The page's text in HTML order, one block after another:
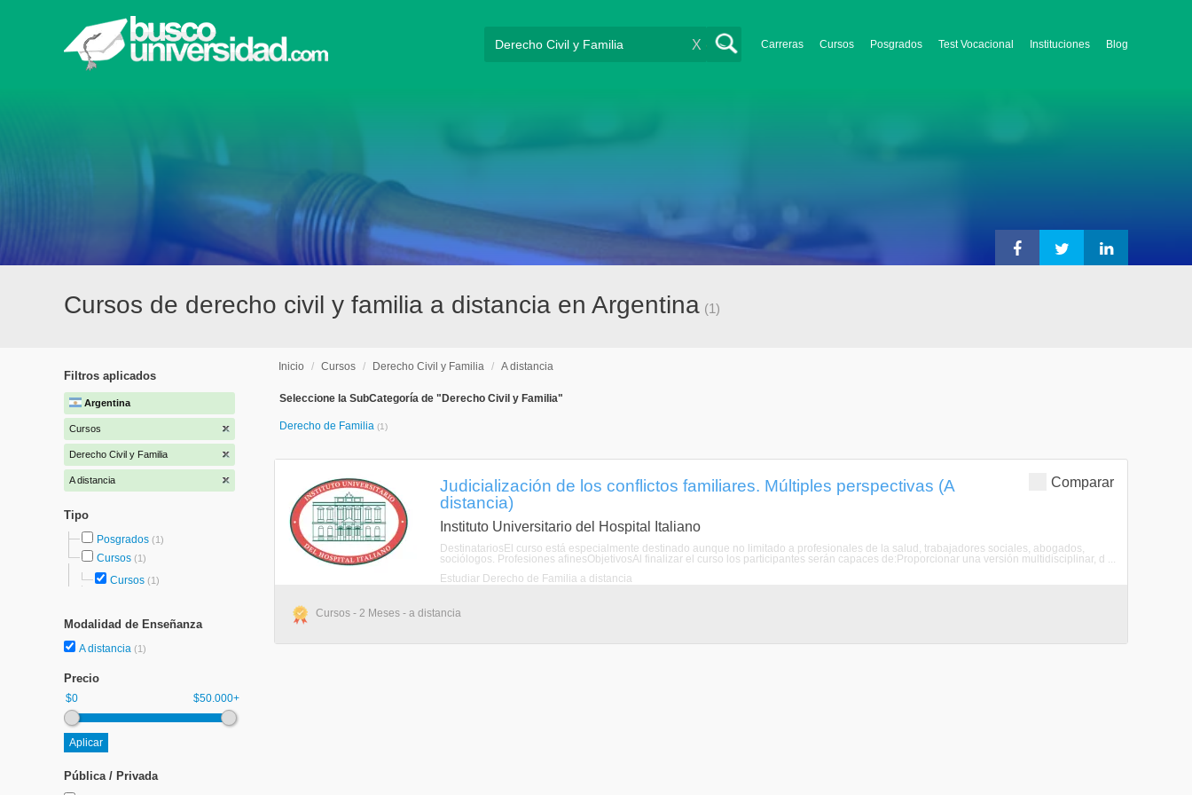
Carreras Cursos Posgrados Test Vocacional Instituciones Blog
X
Cursos de derecho civil y familia a distancia en Argentina (1)
Filtros aplicados
Argentina
Cursos
Derecho Civil y Familia
A distancia
Tipo
Posgrados (1)
Cursos (1)
Cursos (1)
Modalidad de Enseñanza
A distancia (1)
Precio
$0 $50.000+
Pública / Privada
Inicio / Cursos / Derecho Civil y Familia / A distancia
Seleccione la SubCategoría de "Derecho Civil y Familia"
Derecho de Familia (1)
Comparar
Judicialización de los conflictos familiares. Múltiples perspectivas (A
distancia)
Instituto Universitario del Hospital Italiano
DestinatariosEl curso está especialmente destinado aunque no limitado a profesionales de la salud, trabajadores sociales, abogados,
sociólogos. Profesiones afinesObjetivosAl finalizar el curso los participantes serán capaces de:Proporcionar una versión multidisciplinar, d ...
Estudiar Derecho de Familia a distancia
Cursos - 2 Meses - a distancia